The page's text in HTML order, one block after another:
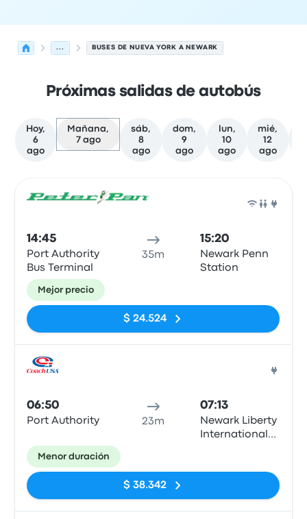
... BUSES DE NUEVA YORK A NEWARK
Próximas salidas de autobús
Hoy,
6
ago
Mañana,
7 ago
sáb,
8
ago
dom,
9
ago
lun,
10
ago
mié,
12
ago
14:45
Port Authority
Bus Terminal
35m
15:20
Newark Penn
Station
Mejor precio
$ 24.524
06:50
Port Authority 23m
07:13
Newark Liberty
International
Menor duración
$ 38.342